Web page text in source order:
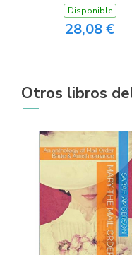
Disponible
28,08 €
Otros libros